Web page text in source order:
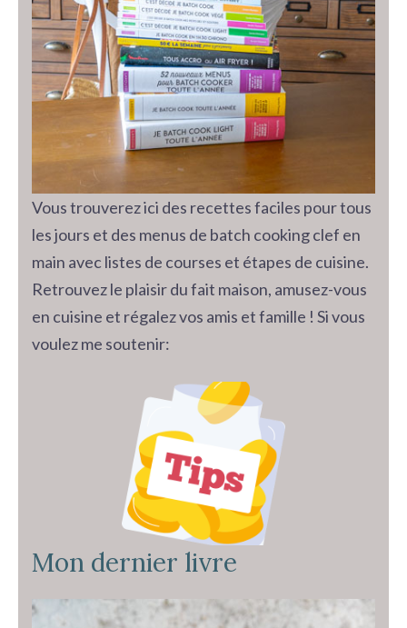
Vous trouverez ici des recettes faciles pour tous
les jours et des menus de batch cooking clef en
main avec listes de courses et étapes de cuisine.
Retrouvez le plaisir du fait maison, amusez-vous
en cuisine et régalez vos amis et famille ! Si vous
voulez me soutenir:
Mon dernier livre